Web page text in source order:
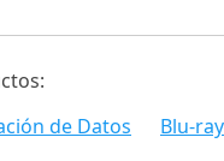
de Datos Blu-